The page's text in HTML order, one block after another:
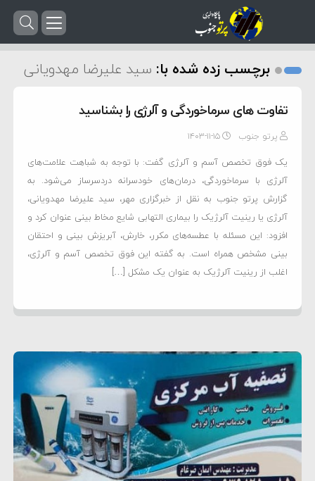
برچسب زده شده با: سید علیرضا مهدویانی
تفاوت های سرماخوردگی و آلرژی را بشناسید
پرتو جنوب ۱۴۰۳-۱۱-۱۵
یک فوق تخصص آسم و آلرژی گفت: با توجه به شباهت علامت‌های
آلرژی با سرماخوردگی، درمان‌های خودسرانه دردسرساز می‌شود. به
گزارش پرتو جنوب به نقل از خبرگزاری مهر، سید علیرضا مهدویانی،
آلرژی یا رینیت آلرژیک را بیماری التهابی شایع مخاط بینی عنوان کرد و
افزود: این مسئله با عطسه‌های مکرر، خارش، آبریزش بینی و احتقان
بینی مشخص همراه است. به گفته این فوق تخصص آسم و آلرژی،
اغلب از رینیت آلرژیک به عنوان یک مشکل […]